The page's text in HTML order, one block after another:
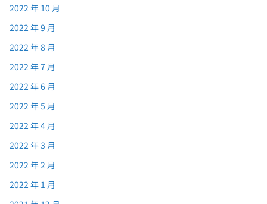
2022 年 10 月
2022 年 9 月
2022 年 8 月
2022 年 7 月
2022 年 6 月
2022 年 5 月
2022 年 4 月
2022 年 3 月
2022 年 2 月
2022 年 1 月